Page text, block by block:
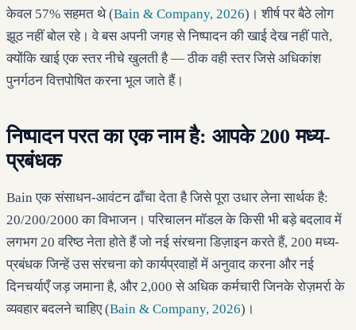
केवल 57% सहमत थे (Bain & Company, 2026)। शीर्ष पर बैठे लोग
झूठ नहीं बोल रहे। वे बस अपनी जगह से निष्पादन की खाई देख नहीं पाते,
क्योंकि खाई एक स्तर नीचे खुलती है — ठीक वही स्तर जिसे अधिकांश
पुनर्गठन वित्तपोषित करना भूल जाते हैं।
निष्पादन परत का एक नाम है: आपके 200 मध्य-
प्रबंधक
Bain एक संसाधन-आवंटन ढाँचा देता है जिसे पूरा उधार लेना सार्थक है:
20/200/2000 का विभाजन। परिचालन मॉडल के किसी भी बड़े बदलाव में
लगभग 20 वरिष्ठ नेता होते हैं जो नई संरचना डिज़ाइन करते हैं, 200 मध्य-
प्रबंधक जिन्हें उस संरचना को कार्यप्रवाहों में अनुवाद करना और नई
दिनचर्याएँ जड़ जमाना है, और 2,000 से अधिक कर्मचारी जिनके रोज़मर्रा के
व्यवहार बदलने चाहिए (Bain & Company, 2026)।